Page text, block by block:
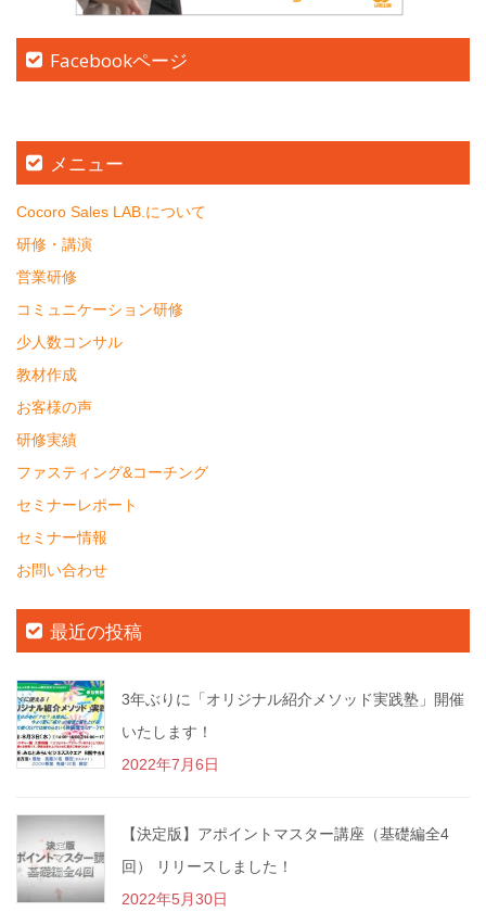
Facebookページ
メニュー
Cocoro Sales LAB.について
研修・講演
営業研修
コミュニケーション研修
少人数コンサル
教材作成
お客様の声
研修実績
ファスティング&コーチング
セミナーレポート
セミナー情報
お問い合わせ
最近の投稿
3年ぶりに「オリジナル紹介メソッド実践塾」開催
いたします！
2022年7月6日
【決定版】アポイントマスター講座（基礎編全4
回） リリースしました！
2022年5月30日